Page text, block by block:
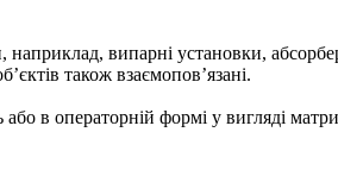
наприклад, випарні установки,
також взаємопов’язані.
в операторній формі у вигляді